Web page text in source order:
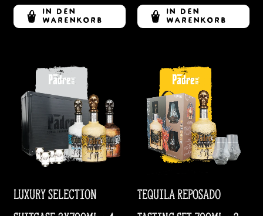
IN DEN
WARENKORB
IN DEN
WARENKORB
Luxury Selection
Tequila Reposado